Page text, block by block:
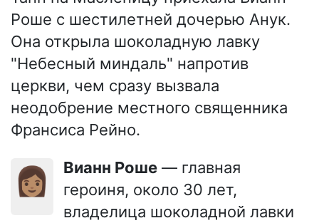
Роше с шестилетней дочерью Анук.
Она открыла шоколадную лавку
"Небесный миндаль" напротив
церкви, чем сразу вызвала
неодобрение местного священника
Франсиса Рейно.
👩🏽 Вианн Роше — главная
героиня, около 30 лет,
владелица шоколадной лавки